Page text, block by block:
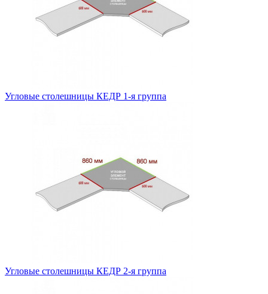
Угловые столешницы КЕДР 1-я группа
Угловые столешницы КЕДР 2-я группа